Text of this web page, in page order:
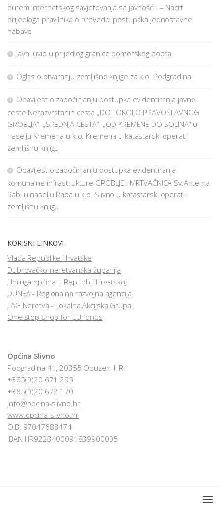
putem internetskog savjetovanja sa javnošću – Nacrt
prijedloga pravilnika o provedbi postupaka jednostavne
nabave
Javni uvid u prijedlog granice pomorskog dobra
Oglas o otvaranju zemljišne knjige za k.o. Podgradina
Obavijest o započinjanju postupka evidentiranja javne
ceste Nerazvrstanih cesta „DO I OKOLO PRAVOSLAVNOG
GROBLJA“, „SREDNJA CESTA“, „OD KREMENE DO SOLINA“ u
naselju Kremena u k.o. Kremena u katastarski operat i
zemljišnu knjigu
Obavijest o započinjanju postupka evidentiranja
komunalne infrastrukture GROBLJE i MRTVAČNICA Sv.Ante na
Rabi u naselju Raba u k.o. Slivno u katastarski operat i
zemljišnu knjigu
KORISNI LINKOVI
Vlada Republike Hrvatske
Dubrovačko-neretvanska županija
Udruga općina u Republici Hrvatskoj
DUNEA - Regionalna razvojna agencija
LAG Neretva - Lokalna Akcijska Grupa
One stop shop for EU fonds
Općina Slivno
Podgradina 41, 20355 Opuzen, HR
+385(0)20 671 295
+385(0)20 672 170
info@opcina-slivno.hr
www.opcina-slivno.hr
OIB: 97047688474
IBAN HR9223400091839900005